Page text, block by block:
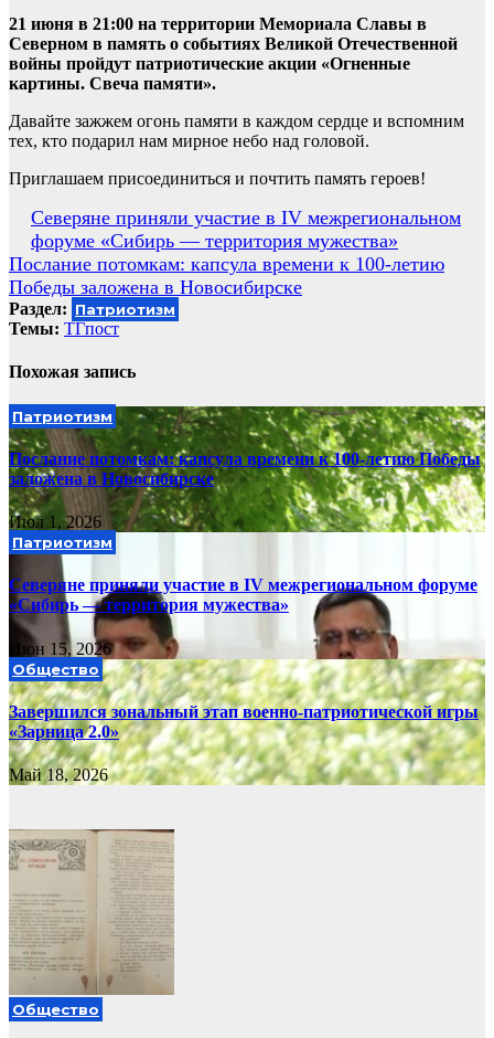
21 июня в 21:00 на территории Мемориала Славы в
Северном в память о событиях Великой Отечественной
войны пройдут патриотические акции «Огненные
картины. Свеча памяти».
Давайте зажжем огонь памяти в каждом сердце и вспомним
тех, кто подарил нам мирное небо над головой.
Приглашаем присоединиться и почтить память героев!
Навигация
по
записям
Северяне приняли участие в IV межрегиональном
форуме «Сибирь — территория мужества»
Послание потомкам: капсула времени к 100-летию
Победы заложена в Новосибирске
Раздел: Патриотизм
Темы: ТГпост
Похожая запись
Патриотизм
Послание потомкам: капсула времени к 100-летию Победы
заложена в Новосибирске
Июл 1, 2026
Патриотизм
Северяне приняли участие в IV межрегиональном форуме
«Сибирь — территория мужества»
Июн 15, 2026
Общество
Завершился зональный этап военно-патриотической игры
«Зарница 2.0»
Май 18, 2026
Общество